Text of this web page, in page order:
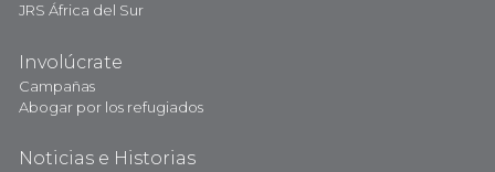
JRS África del Sur
Involúcrate
Campañas
Abogar por los refugiados
Noticias e Historias